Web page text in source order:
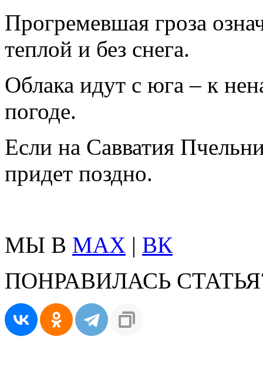
Прогремевшая гроза
теплой и без снега.
Облака идут с юга – к
погоде.
Если на Савватия
придет поздно.
МЫ В MAX | ВК
ПОНРАВИЛАСЬ